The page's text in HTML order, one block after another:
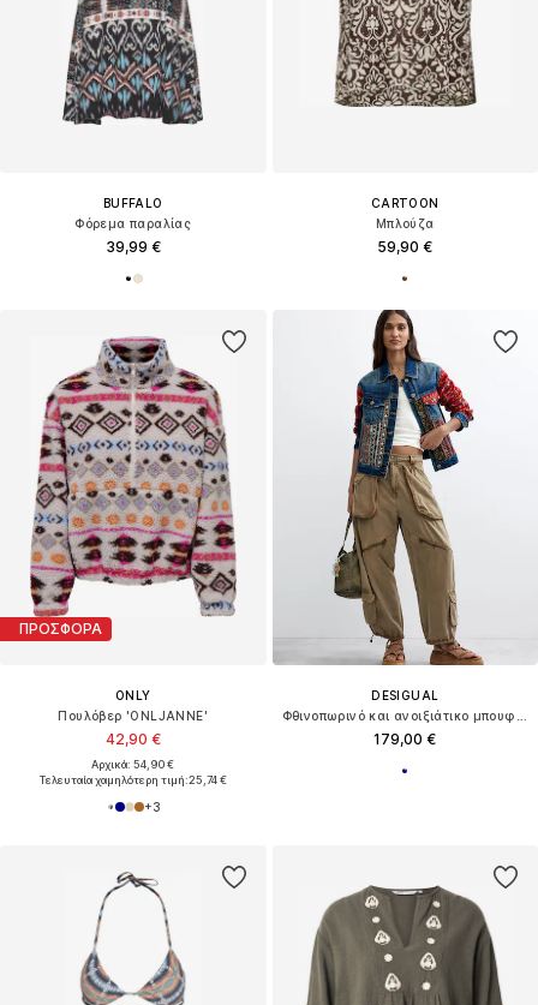
BUFFALO
Φόρεμα παραλίας
39,99 €
CARTOON
Μπλούζα
59,90 €
ΠΡΟΣΦΟΡΑ
ONLY
Πουλόβερ 'ONLJANNE'
42,90 €
Αρχικά: 54,90 €
Τελευταία χαμηλότερη τιμή:25,74 €
+3
DESIGUAL
179,00 €